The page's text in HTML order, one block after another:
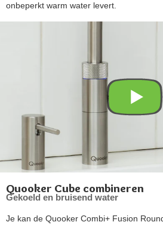
onbeperkt warm water levert.
Quooker Cube combineren
Gekoeld en bruisend water
Je kan de Quooker Combi+ Fusion